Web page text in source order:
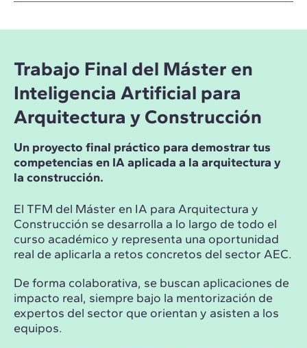
Trabajo Final del Máster en
Inteligencia Artificial para
Arquitectura y Construcción
Un proyecto final práctico para demostrar tus
competencias en IA aplicada a la arquitectura y
la construcción.
El TFM del Máster en IA para Arquitectura y
Construcción se desarrolla a lo largo de todo el
curso académico y representa una oportunidad
real de aplicarla a retos concretos del sector AEC.
De forma colaborativa, se buscan aplicaciones de
impacto real, siempre bajo la mentorización de
expertos del sector que orientan y asisten a los
equipos.